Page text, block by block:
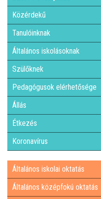
Közérdekű
Tanulóinknak
Általános iskolásoknak
Szülőknek
Pedagógusok elérhetősége
Állás
Étkezés
Koronavírus
Általános iskolai oktatás
Általános középfokú oktatás